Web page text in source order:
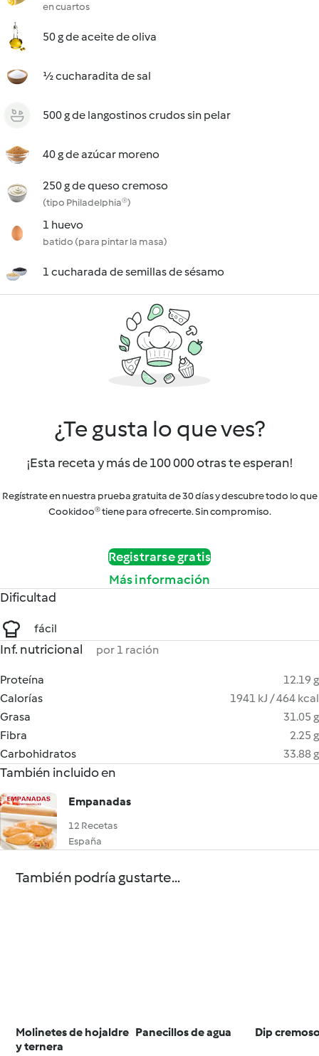
en cuartos
50 g de aceite de oliva
½ cucharadita de sal
500 g de langostinos crudos sin pelar
40 g de azúcar moreno
250 g de queso cremoso
(tipo Philadelphia®)
1 huevo
batido (para pintar la masa)
1 cucharada de semillas de sésamo
¿Te gusta lo que ves?
¡Esta receta y más de 100 000 otras te esperan!
Regístrate en nuestra prueba gratuita de 30 días y descubre todo lo que
Cookidoo® tiene para ofrecerte. Sin compromiso.
Registrarse gratis
Más información
Dificultad
fácil
Inf. nutricional por 1 ración
Proteína
12.19 g
Calorías
1941 kJ / 464 kcal
Grasa
31.05 g
Fibra
2.25 g
Carbohidratos
33.88 g
También incluido en
Empanadas
12 Recetas
España
También podría gustarte...
Molinetes de hojaldre
y ternera
Panecillos de agua Dip